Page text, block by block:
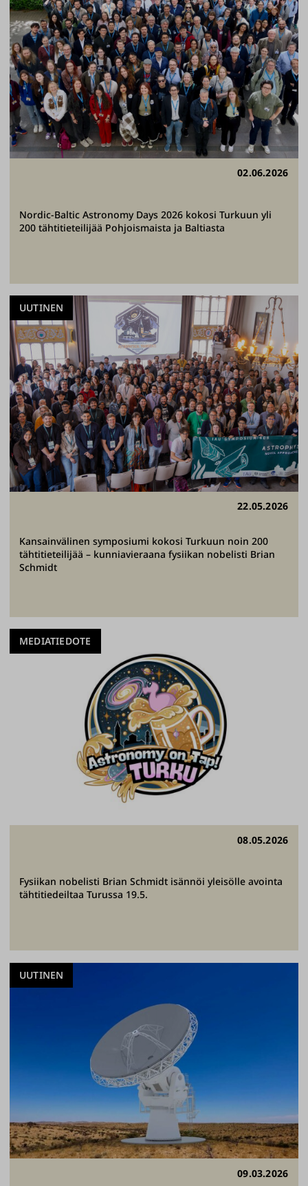
02.06.2026
Nordic-Baltic Astronomy Days 2026 kokosi Turkuun yli
200 tähtitieteilijää Pohjoismaista ja Baltiasta
22.05.2026
Kansainvälinen symposiumi kokosi Turkuun noin 200
tähtitieteilijää – kunniavieraana fysiikan nobelisti Brian
Schmidt
UUTINEN
08.05.2026
Fysiikan nobelisti Brian Schmidt isännöi yleisölle avointa
tähtitiedeiltaa Turussa 19.5.
MEDIATIEDOTE
09.03.2026
UUTINEN